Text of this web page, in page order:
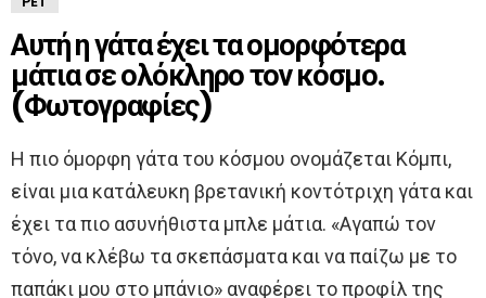
Αυτή η γάτα έχει τα ομορφότερα
μάτια σε ολόκληρο τον κόσμο.
(Φωτογραφίες)
Η πιο όμορφη γάτα του κόσμου ονομάζεται Κόμπι,
είναι μια κατάλευκη βρετανική κοντότριχη γάτα και
έχει τα πιο ασυνήθιστα μπλε μάτια. «Αγαπώ τον
τόνο, να κλέβω τα σκεπάσματα και να παίζω με το
παπάκι μου στο μπάνιο» αναφέρει το προφίλ της